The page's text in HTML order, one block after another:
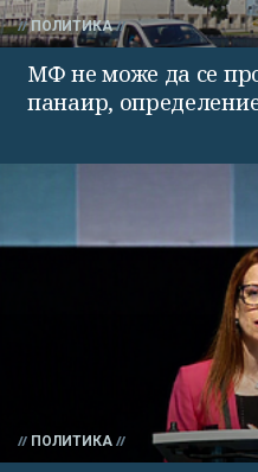
ПОЛИТИКА
МФ не може да се
панаир,
ПОЛИТИКА